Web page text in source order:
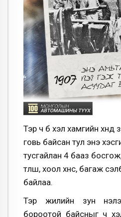
Тэр ч бүү хэл хамгийн
говь байсан тул энэ
тусгайлан 4 бааз
түлш, хоол хүнс, багаж
байлаа.
Тэр жилийн зун
бороотой байсныг ч